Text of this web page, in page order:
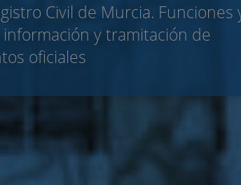
Civil de Murcia. Funciones
y tramitación de
oficiales